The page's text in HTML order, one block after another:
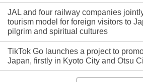
JAL and four railway companies
tourism model for foreign visitors to
pilgrim and spiritual cultures
TikTok Go launches a project to
Japan, firstly in Kyoto City and Otsu